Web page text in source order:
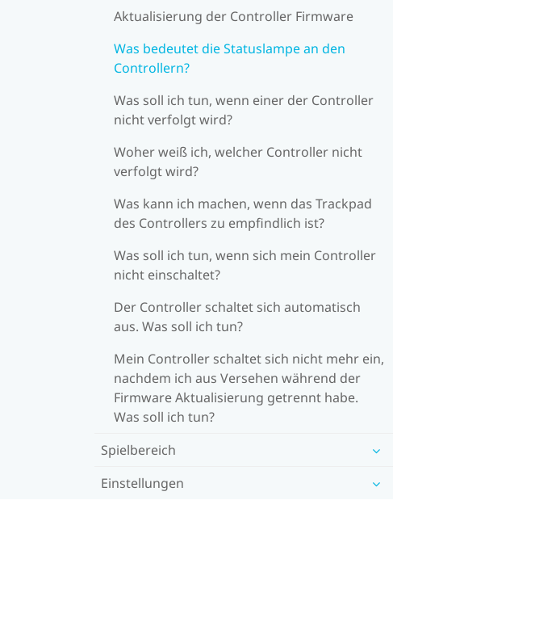
Aktualisierung der Controller Firmware
Was bedeutet die Statuslampe an den
Controllern?
Was soll ich tun, wenn einer der Controller
nicht verfolgt wird?
Woher weiß ich, welcher Controller nicht
verfolgt wird?
Was kann ich machen, wenn das Trackpad
des Controllers zu empfindlich ist?
Was soll ich tun, wenn sich mein Controller
nicht einschaltet?
Der Controller schaltet sich automatisch
aus. Was soll ich tun?
Mein Controller schaltet sich nicht mehr ein,
nachdem ich aus Versehen während der
Firmware Aktualisierung getrennt habe.
Was soll ich tun?
Spielbereich
Einstellungen